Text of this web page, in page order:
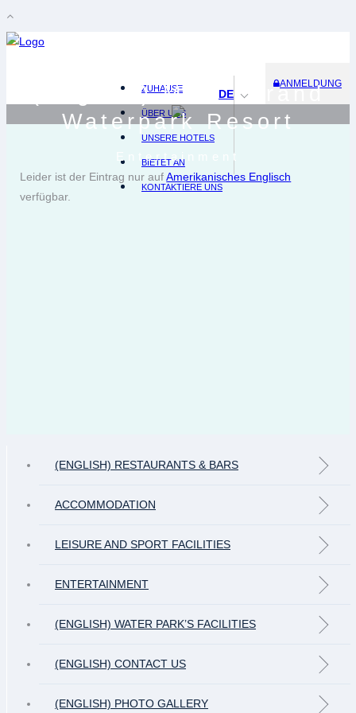
ANMELDUNG
DE
ZUHAUSE
ÜBER UNS
UNSERE HOTELS
BIETET AN
KONTAKTIERE UNS
(English) Maris Grand
Waterpark Resort
Entertainment
Leider ist der Eintrag nur aufAmerikanisches Englisch
verfügbar.
(ENGLISH) RESTAURANTS & BARS
ACCOMMODATION
LEISURE AND SPORT FACILITIES
ENTERTAINMENT
(ENGLISH) WATER PARK’S FACILITIES
(ENGLISH) CONTACT US
(ENGLISH) PHOTO GALLERY